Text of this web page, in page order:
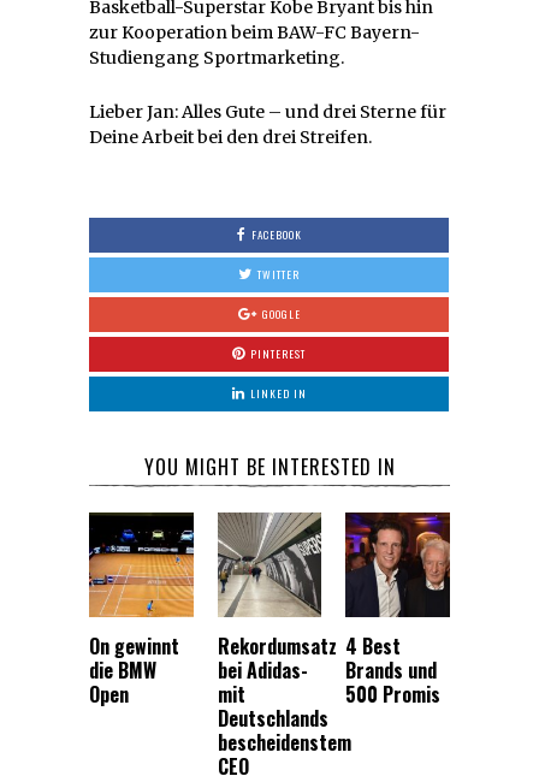
Basketball-Superstar Kobe Bryant bis hin
zur Kooperation beim BAW-FC Bayern-
Studiengang Sportmarketing.
Lieber Jan: Alles Gute – und drei Sterne für
Deine Arbeit bei den drei Streifen.
FACEBOOK
TWITTER
GOOGLE
PINTEREST
LINKED IN
YOU MIGHT BE INTERESTED IN
On gewinnt
die BMW
Open
Rekordumsatz
bei Adidas-
mit
Deutschlands
bescheidenstem
CEO
4 Best
Brands und
500 Promis